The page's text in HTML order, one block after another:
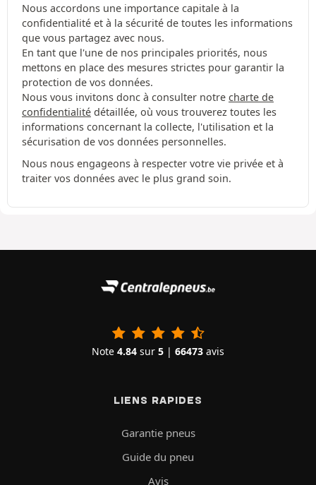
Nous accordons une importance capitale à la
confidentialité et à la sécurité de toutes les informations
que vous partagez avec nous.
En tant que l'une de nos principales priorités, nous
mettons en place des mesures strictes pour garantir la
protection de vos données.
Nous vous invitons donc à consulter notre charte de
confidentialité détaillée, où vous trouverez toutes les
informations concernant la collecte, l'utilisation et la
sécurisation de vos données personnelles.
Nous nous engageons à respecter votre vie privée et à
traiter vos données avec le plus grand soin.
Note 4.84 sur 5 | 66473 avis
LIENS RAPIDES
Garantie pneus
Guide du pneu
Avis